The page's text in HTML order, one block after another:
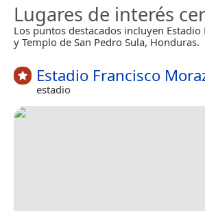
Lugares de interés
Los puntos destacados incluyen Estadio
y Templo de San Pedro Sula, Honduras.
Estadio Francisco
estadio